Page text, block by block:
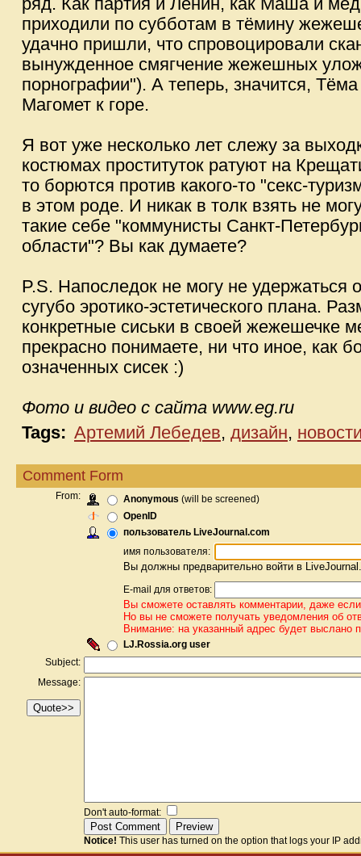
ряд. Как партия и Ленин, как Маша и
приходили по субботам в тёмину
удачно пришли, что спровоцировали
вынужденное смягчение жежешных
порнографии"). А теперь, значится,
Магомет к горе.
Я вот уже несколько лет слежу за
костюмах проституток ратуют на
то борются против какого-то "секс-
в этом роде. И никак в толк взять не
такие себе "коммунисты Санкт-
области"? Вы как думаете?
P.S. Напоследок не могу не удержаться
сугубо эротико-эстетического плана.
конкретные сиськи в своей жежешечке
прекрасно понимаете, ни что иное, как
означенных сисек :)
Фото и видео с сайта www.eg.ru
Tags: Артемий Лебедев, дизайн,
Comment Form
From: Anonymous (will be screened)
OpenID
пользователь LiveJournal.com
имя пользователя:
Вы должны предварительно войти в
E-mail для ответов:
Вы сможете оставлять комментарии, даже
Но вы не сможете получать уведомления об
Внимание: на указанный адрес будет выслано
LJ.Rossia.org user
Subject:
Message:
Don't auto-format:
Notice! This user has turned on the option that logs your IP